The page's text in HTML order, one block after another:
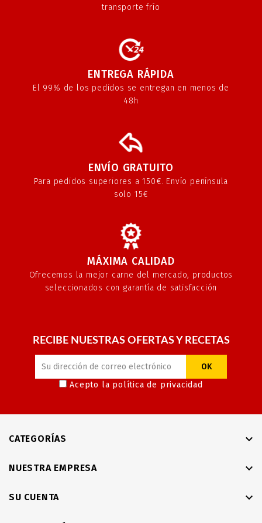
transporte frío
ENTREGA RÁPIDA
El 99% de los pedidos se entregan en menos de
48h
ENVÍO GRATUITO
Para pedidos superiores a 150€. Envío península
solo 15€
MÁXIMA CALIDAD
Ofrecemos la mejor carne del mercado, productos
seleccionados con garantía de satisfacción
RECIBE NUESTRAS OFERTAS Y RECETAS
Acepto la política de privacidad
CATEGORÍAS 
NUESTRA EMPRESA 
SU CUENTA 